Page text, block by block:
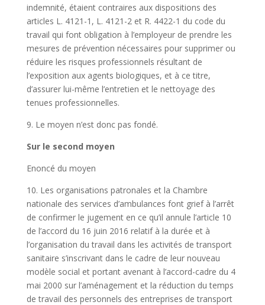
indemnité, étaient contraires aux dispositions des
articles L. 4121-1, L. 4121-2 et R. 4422-1 du code du
travail qui font obligation à l’employeur de prendre les
mesures de prévention nécessaires pour supprimer ou
réduire les risques professionnels résultant de
l’exposition aux agents biologiques, et à ce titre,
d’assurer lui-même l’entretien et le nettoyage des
tenues professionnelles.
9. Le moyen n’est donc pas fondé.
Sur le second moyen
Enoncé du moyen
10. Les organisations patronales et la Chambre
nationale des services d’ambulances font grief à l’arrêt
de confirmer le jugement en ce qu’il annule l’article 10
de l’accord du 16 juin 2016 relatif à la durée et à
l’organisation du travail dans les activités de transport
sanitaire s’inscrivant dans le cadre de leur nouveau
modèle social et portant avenant à l’accord-cadre du 4
mai 2000 sur l’aménagement et la réduction du temps
de travail des personnels des entreprises de transport